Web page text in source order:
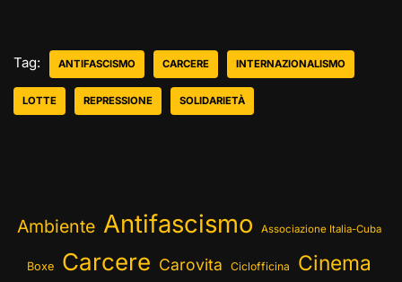
Tag: ANTIFASCISMO CARCERE INTERNAZIONALISMO
LOTTE REPRESSIONE SOLIDARIETÀ
Ambiente Antifascismo Associazione Italia-Cuba
Boxe Carcere Carovita Ciclofficina Cinema